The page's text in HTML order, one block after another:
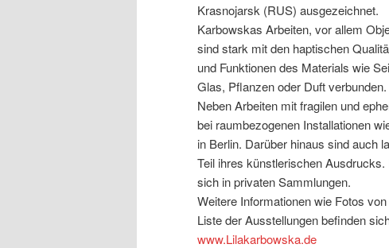
Krasnojarsk (RUS) ausgezeichnet.
Karbowskas Arbeiten, vor allem
sind stark mit den haptischen
und Funktionen des Materials wie
Glas, Pflanzen oder Duft verbunden.
Neben Arbeiten mit fragilen und
bei raumbezogenen Installationen
in Berlin. Darüber hinaus sind auch
Teil ihres künstlerischen
sich in privaten Sammlungen.
Weitere Informationen wie Fotos
Liste der Ausstellungen befinden
www.Lilakarbowska.de